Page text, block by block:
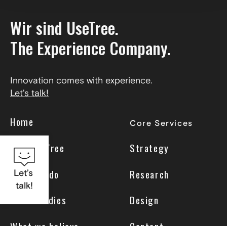
Let’s
talk!
Wir sind UseTree.
The Experience Company.
Innovation comes with experience.
Let's talk!
Home
Why UseTree
What we do
Case Studies
Core Services
Strategy
Research
Design